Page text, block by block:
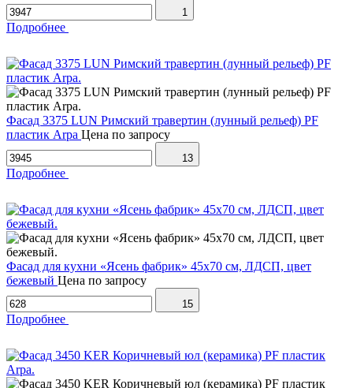
1
Подробнее
Фасад 3375 LUN Римский травертин (лунный рельеф) PF
пластик Arpa Цена по запросу
13
Подробнее
Фасад для кухни «Ясень фабрик» 45х70 см, ЛДСП, цвет
бежевый Цена по запросу
15
Подробнее